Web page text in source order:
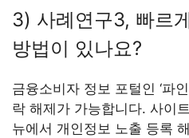
3) 사례연구3, 빠르
방법이 있나요?
금융소비자 정보 포털인 ‘파
락 해제가 가능합니다. 사이
뉴에서 개인정보 노출 등록